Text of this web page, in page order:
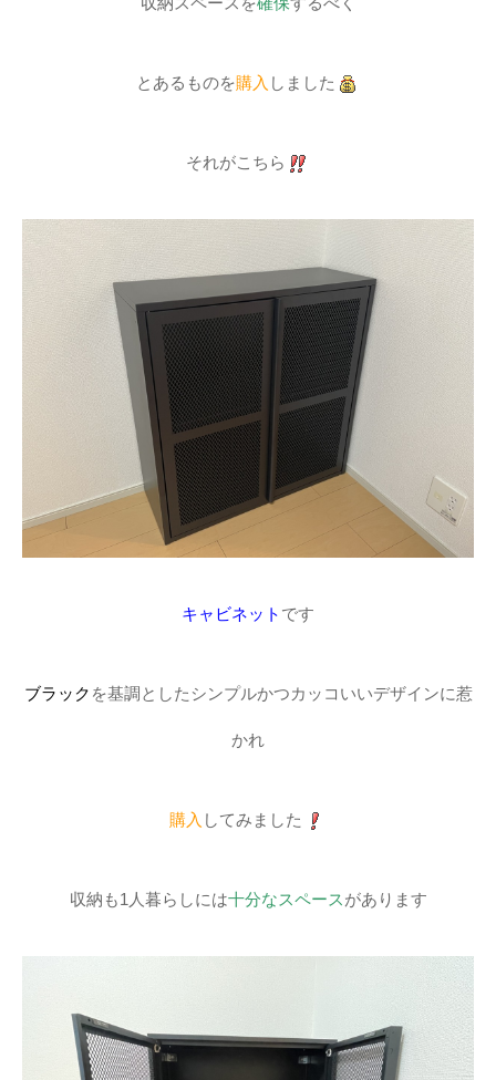
とあるものを購入 しました
それがこちら
キャビネット です
ブラック を基調としたシンプルかつカッコいいデザインに惹
かれ
購入 してみました
収納も1人暮らしには十分なスペースがあります